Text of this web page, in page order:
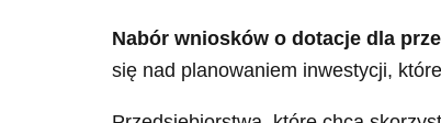
Nabór wniosków o dotacje dla
się nad planowaniem inwestycji,